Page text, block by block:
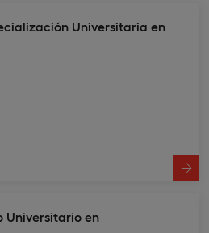
Universitaria en
Universitario en